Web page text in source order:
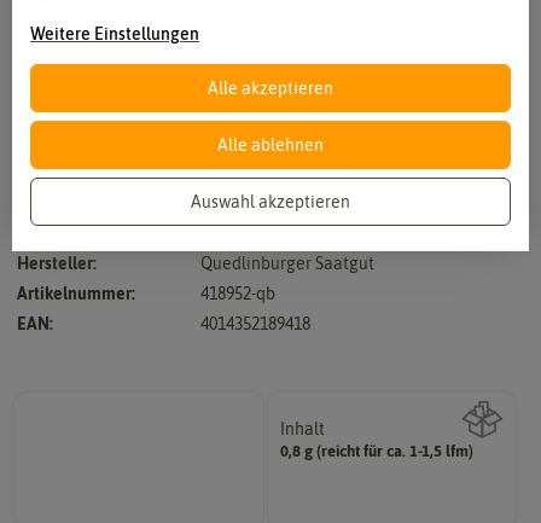
Vergrößern durch berühren
Commun - Höhe ca. 30 - 60 cm
Hersteller:
Quedlinburger Saatgut
Artikelnummer:
418952-qb
EAN:
4014352189418
Inhalt
0,8 g (reicht für ca. 1-1,5 lfm)
Wie viel ist enthalten
Weitere Einstellungen
Alle akzeptieren
Alle ablehnen
Auswahl akzeptieren